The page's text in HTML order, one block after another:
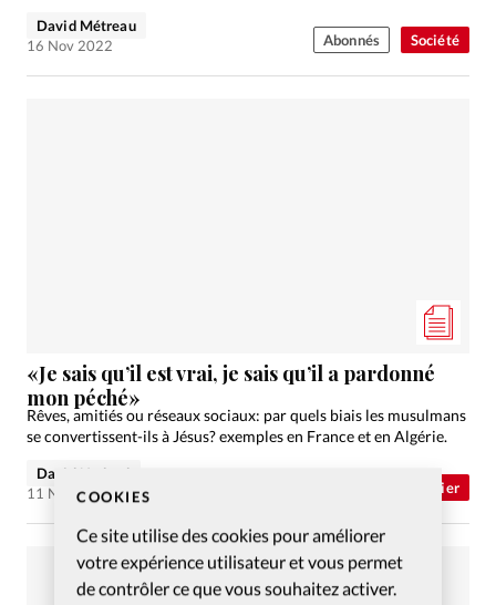
COOKIES
Ce site utilise des cookies pour améliorer
votre expérience utilisateur et vous permet
de contrôler ce que vous souhaitez activer.
Société
David Métreau
16 Nov 2022
Abonnés
Dossier
«Je sais qu’il est vrai, je sais qu’il a pardonné
mon péché»
Rêves, amitiés ou réseaux sociaux: par quels biais les musulmans
se convertissent-ils à Jésus? exemples en France et en Algérie.
David Nadaud
11 Nov 2022